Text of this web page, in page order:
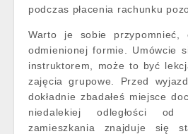
podczas płacenia rachunku
Warto je sobie przypomnieć,
odmienionej formie. Umówcie
instruktorem, może to być
zajęcia grupowe. Przed
dokładnie zbadałeś miejsce
niedalekiej odległości od
zamieszkania znajduje się